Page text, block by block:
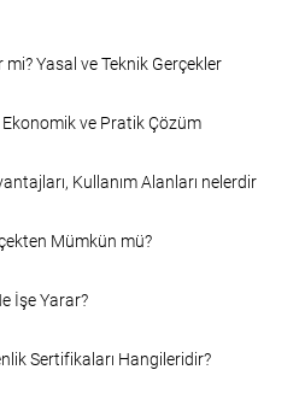
Yasal ve Teknik Gerçekler
ve Pratik Çözüm
Kullanım Alanları nelerdir
Mümkün mü?
İşe Yarar?
Sertifikaları Hangileridir?